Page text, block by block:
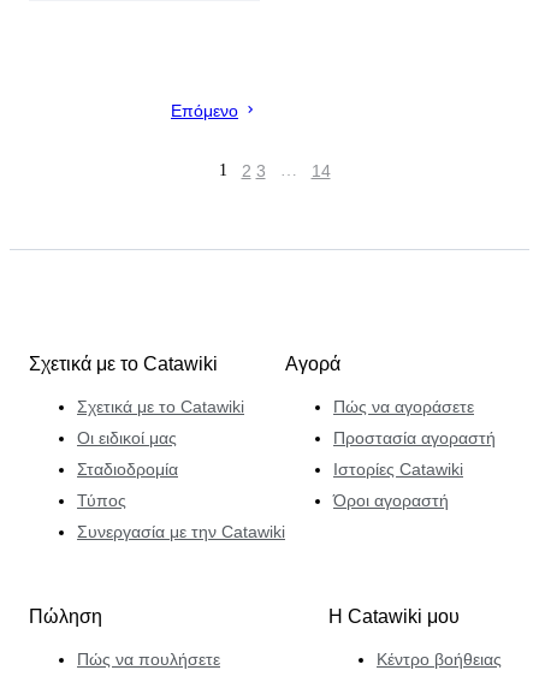
Επόμενο
1 2 3 … 14
Σχετικά με το Catawiki
Σχετικά με το Catawiki
Οι ειδικοί μας
Σταδιοδρομία
Τύπος
Συνεργασία με την Catawiki
Αγορά
Πώς να αγοράσετε
Προστασία αγοραστή
Ιστορίες Catawiki
Όροι αγοραστή
Πώληση
Πώς να πουλήσετε
Η Catawiki μου
Κέντρο βοήθειας